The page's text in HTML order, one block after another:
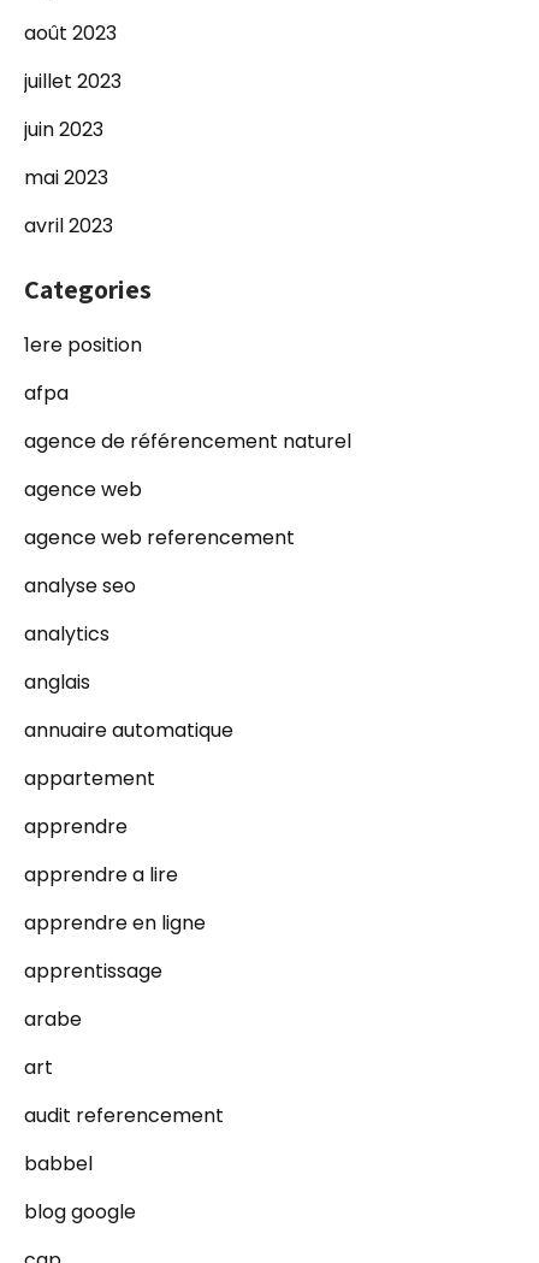
août 2023
juillet 2023
juin 2023
mai 2023
avril 2023
Categories
1ere position
afpa
agence de référencement naturel
agence web
agence web referencement
analyse seo
analytics
anglais
annuaire automatique
appartement
apprendre
apprendre a lire
apprendre en ligne
apprentissage
arabe
art
audit referencement
babbel
blog google